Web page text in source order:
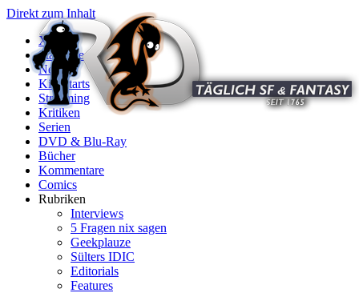
Direkt zum Inhalt
X
Startseite
News
Kinostarts
Streaming
Kritiken
Serien
DVD & Blu-Ray
Bücher
Kommentare
Comics
Rubriken
Interviews
5 Fragen nix sagen
Geekplauze
Sülters IDIC
Editorials
Features